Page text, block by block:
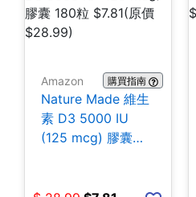
Amazon 購買指南
Nature Made 維生
素 D3 5000 IU
(125 mcg) 膠囊